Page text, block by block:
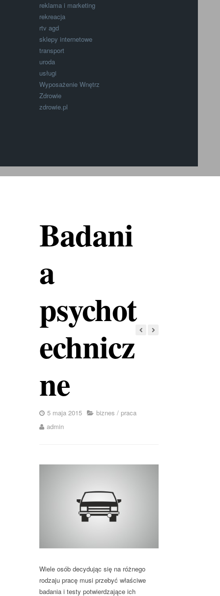
reklama i marketing
rekreacja
rtv agd
sklepy internetowe
transport
uroda
usługi
Wyposażenie Wnętrz
Zdrowie
zdrowie.pl
Badani
a
psychot
echnicz
ne
5 maja 2015 biznes / praca
admin
Wiele osób decydując się na różnego
rodzaju pracę musi przebyć właściwe
badania i testy potwierdzające ich